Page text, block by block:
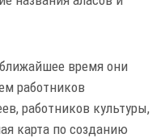
время они
работников
работников культуры,
карта по созданию